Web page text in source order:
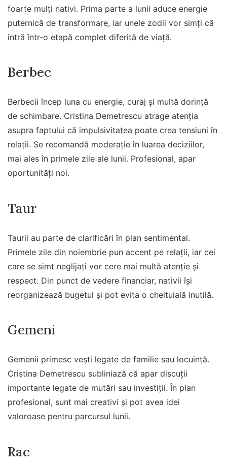
foarte mulți nativi. Prima parte a lunii aduce energie
puternică de transformare, iar unele zodii vor simți că
intră într-o etapă complet diferită de viață.
Berbec
Berbecii încep luna cu energie, curaj și multă dorință
de schimbare. Cristina Demetrescu atrage atenția
asupra faptului că impulsivitatea poate crea tensiuni în
relații. Se recomandă moderație în luarea deciziilor,
mai ales în primele zile ale lunii. Profesional, apar
oportunități noi.
Taur
Taurii au parte de clarificări în plan sentimental.
Primele zile din noiembrie pun accent pe relații, iar cei
care se simt neglijați vor cere mai multă atenție și
respect. Din punct de vedere financiar, nativii își
reorganizează bugetul și pot evita o cheltuială inutilă.
Gemeni
Gemenii primesc vești legate de familie sau locuință.
Cristina Demetrescu subliniază că apar discuții
importante legate de mutări sau investiții. În plan
profesional, sunt mai creativi și pot avea idei
valoroase pentru parcursul lunii.
Rac